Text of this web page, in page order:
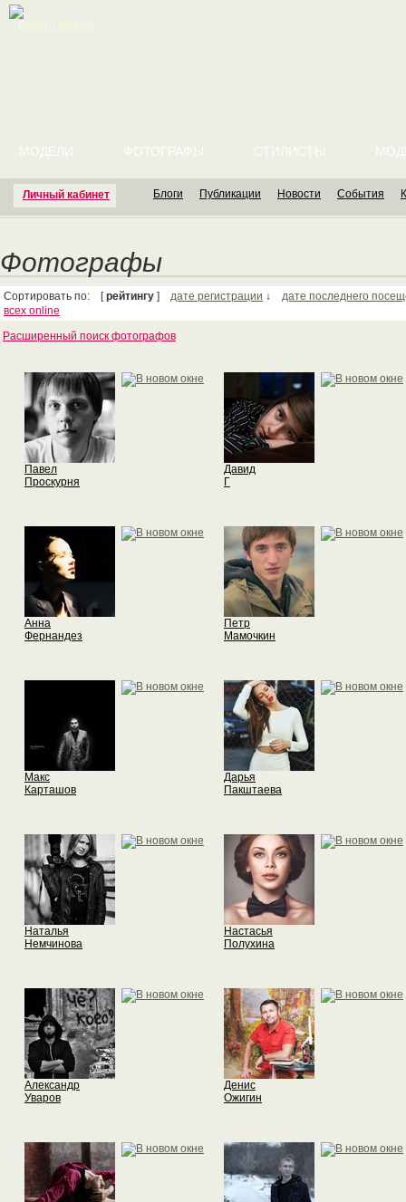
Личный кабинет
МОДЕЛИ ФОТОГРАФЫ СТИЛИСТЫ
Блоги Публикации Новости События
Фотографы
Сортировать по: [рейтингу ] дате регистрации ↓ дате последнего
всех online
Расширенный поиск фотографов
Павел
Проскурня
Давид
Г
Анна
Фернандез
Петр
Мамочкин
Макс
Карташов
Дарья
Пакштаева
Наталья
Немчинова
Настасья
Полухина
Александр
Уваров
Денис
Ожигин